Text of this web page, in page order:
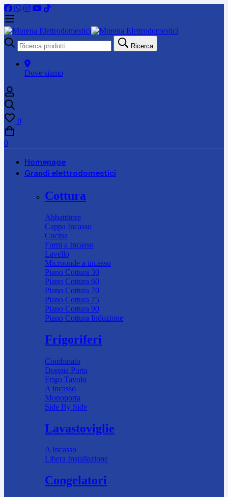
Ricerca
per:
Ricerca
Dove siamo
0
0
Homepage
Grandi elettrodomestici
Cottura
Abbattitore
Cappa Incasso
Cucina
Forni a Incasso
Lavello
Microonde a incasso
Piano Cottura 30
Piano Cottura 60
Piano Cottura 70
Piano Cottura 75
Piano Cottura 90
Piano Cottura Induzione
Frigoriferi
Combinato
Doppia Porta
Frigo Tavolo
A incasso
Monoporta
Side By Side
Lavastoviglie
A Incasso
Libera Installazione
Congelatori